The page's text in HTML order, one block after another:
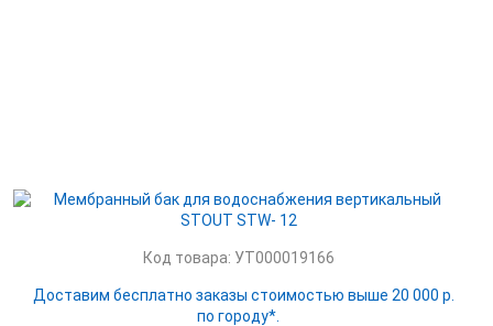
Код товара: УТ000019166
Доставим бесплатно заказы стоимостью выше 20 000 р.
по городу*.